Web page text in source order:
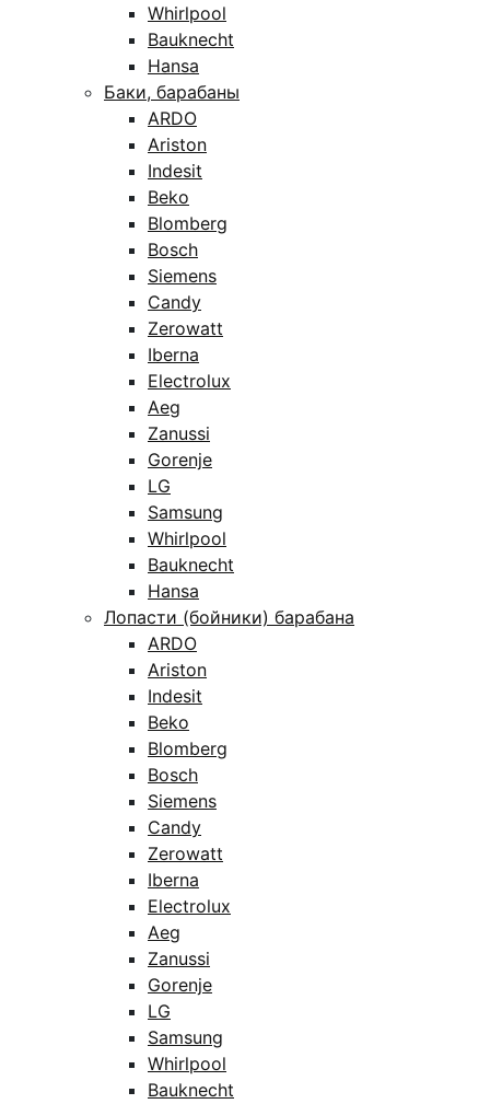
Whirlpool
Bauknecht
Hansa
Баки, барабаны
ARDO
Ariston
Indesit
Beko
Blomberg
Bosch
Siemens
Candy
Zerowatt
Iberna
Electrolux
Aeg
Zanussi
Gorenje
LG
Samsung
Whirlpool
Bauknecht
Hansa
Лопасти (бойники) барабана
ARDO
Ariston
Indesit
Beko
Blomberg
Bosch
Siemens
Candy
Zerowatt
Iberna
Electrolux
Aeg
Zanussi
Gorenje
LG
Samsung
Whirlpool
Bauknecht